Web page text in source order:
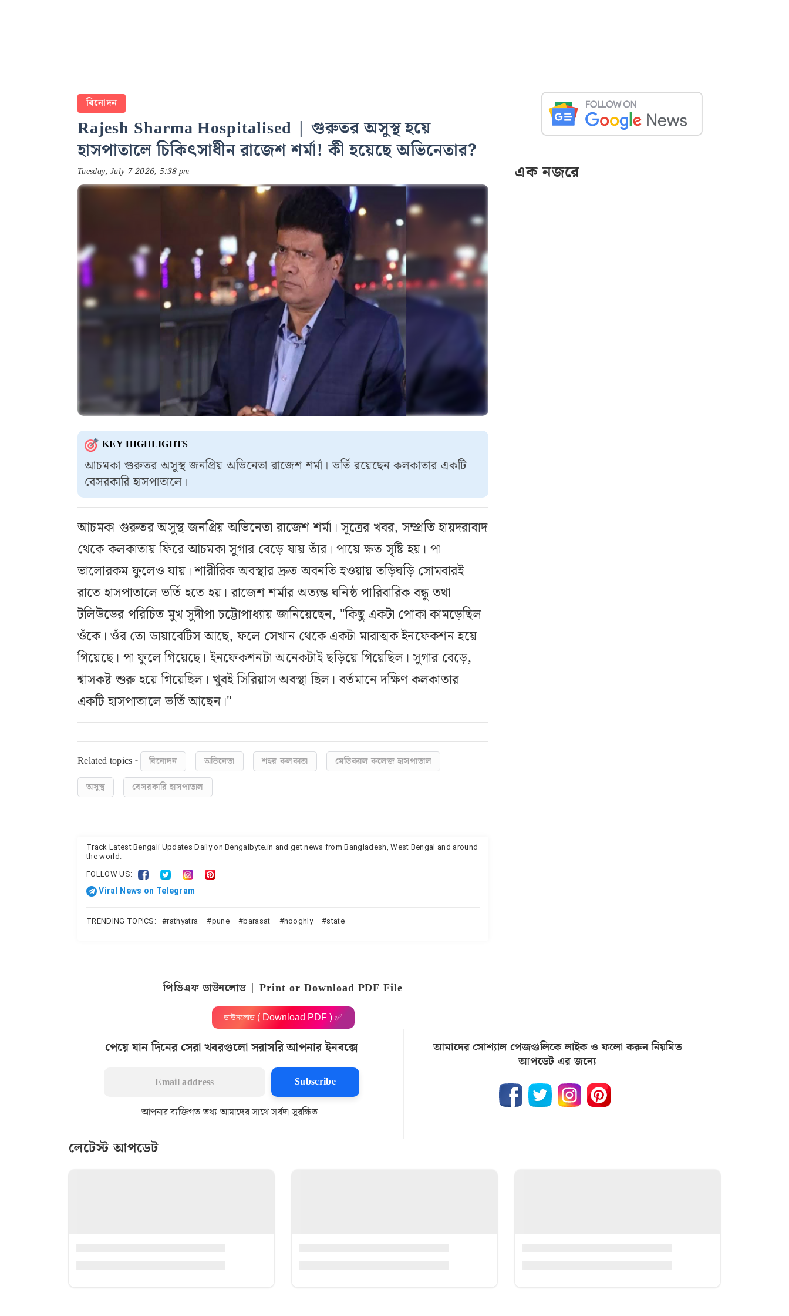
বিনোদন
Rajesh Sharma Hospitalised | গুরুতর অসুস্থ হয়ে
হাসপাতালে চিকিৎসাধীন রাজেশ শর্মা! কী হয়েছে অভিনেতার?
Tuesday, July 7 2026, 5:38 pm
KEY HIGHLIGHTS
আচমকা গুরুতর অসুস্থ জনপ্রিয় অভিনেতা রাজেশ শর্মা। ভর্তি রয়েছেন কলকাতার একটি
বেসরকারি হাসপাতালে।
আচমকা গুরুতর অসুস্থ জনপ্রিয় অভিনেতা রাজেশ শর্মা। সূত্রের খবর, সম্প্রতি হায়দরাবাদ
থেকে কলকাতায় ফিরে আচমকা সুগার বেড়ে যায় তাঁর। পায়ে ক্ষত সৃষ্টি হয়। পা
ভালোরকম ফুলেও যায়। শারীরিক অবস্থার দ্রুত অবনতি হওয়ায় তড়িঘড়ি সোমবারই
রাতে হাসপাতালে ভর্তি হতে হয়। রাজেশ শর্মার অত্যন্ত ঘনিষ্ঠ পারিবারিক বন্ধু তথা
টলিউডের পরিচিত মুখ সুদীপা চট্টোপাধ্যায় জানিয়েছেন, "কিছু একটা পোকা কামড়েছিল
ওঁকে। ওঁর তো ডায়াবেটিস আছে, ফলে সেখান থেকে একটা মারাত্মক ইনফেকশন হয়ে
গিয়েছে। পা ফুলে গিয়েছে। ইনফেকশনটা অনেকটাই ছড়িয়ে গিয়েছিল। সুগার বেড়ে,
শ্বাসকষ্ট শুরু হয়ে গিয়েছিল। খুবই সিরিয়াস অবস্থা ছিল। বর্তমানে দক্ষিণ কলকাতার
একটি হাসপাতালে ভর্তি আছেন।"
Related topics - বিনোদন অভিনেতা শহর কলকাতা
মেডিক্যাল কলেজ হাসপাতাল
অসুস্থ
বেসরকারি হাসপাতাল
Track Latest Bengali Updates Daily on Bengalbyte.in and get news from Bangladesh, West Bengal and around
the world.
FOLLOW US:
Viral News on Telegram
TRENDING TOPICS: rathyatra pune barasat hooghly state
পিডিএফ ডাউনলোড | Print or Download PDF File
ডাউনলোড ( Download PDF ) ✅
এক নজরে
পেয়ে যান দিনের সেরা খবরগুলো সরাসরি আপনার ইনবক্সে
Subscribe
আপনার ব্যক্তিগত তথ্য আমাদের সাথে সর্বদা সুরক্ষিত।
আমাদের সোশ্যাল পেজগুলিকে লাইক ও ফলো করুন নিয়মিত
আপডেট এর জন্যে
লেটেস্ট আপডেট